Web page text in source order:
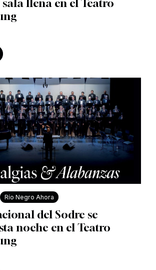
llena en el Teatro
Río Negro Ahora
del Sodre se
noche en el Teatro